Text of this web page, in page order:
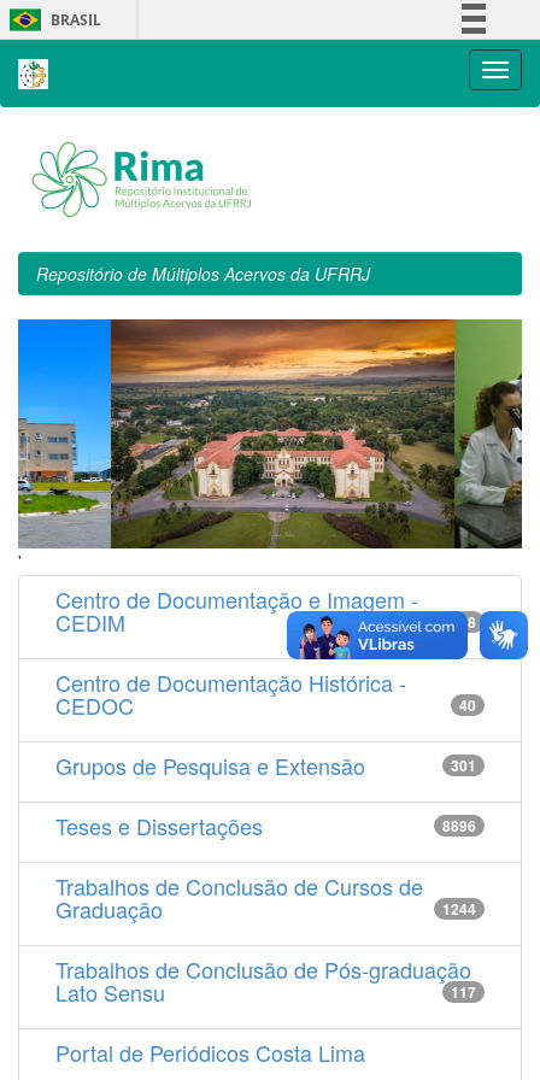
Skip
navigation
BRASIL
Repositório de Múltiplos Acervos da UFRRJ
'
Centro de Documentação e Imagem -
CEDIM 14538
Centro de Documentação Histórica -
CEDOC 40
Grupos de Pesquisa e Extensão 301
Teses e Dissertações 8896
Trabalhos de Conclusão de Cursos de
Graduação 1244
Trabalhos de Conclusão de Pós-graduação
Lato Sensu 117
Portal de Periódicos Costa Lima